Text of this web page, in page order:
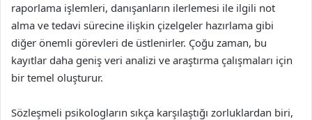
raporlama işlemleri, danışanların ilerlemesi ile ilgili not
alma ve tedavi sürecine ilişkin çizelgeler hazırlama gibi
diğer önemli görevleri de üstlenirler. Çoğu zaman, bu
kayıtlar daha geniş veri analizi ve araştırma çalışmaları için
bir temel oluşturur.
Sözleşmeli psikologların sıkça karşılaştığı zorluklardan biri,